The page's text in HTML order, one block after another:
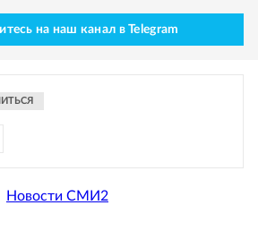
на наш канал в Telegram
Новости СМИ2